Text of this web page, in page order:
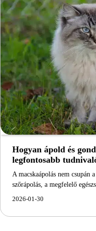
Hogyan ápold és
legfontosabb
A macskaápolás nem csupán
szőrápolás, a megfelelő
2026-01-30